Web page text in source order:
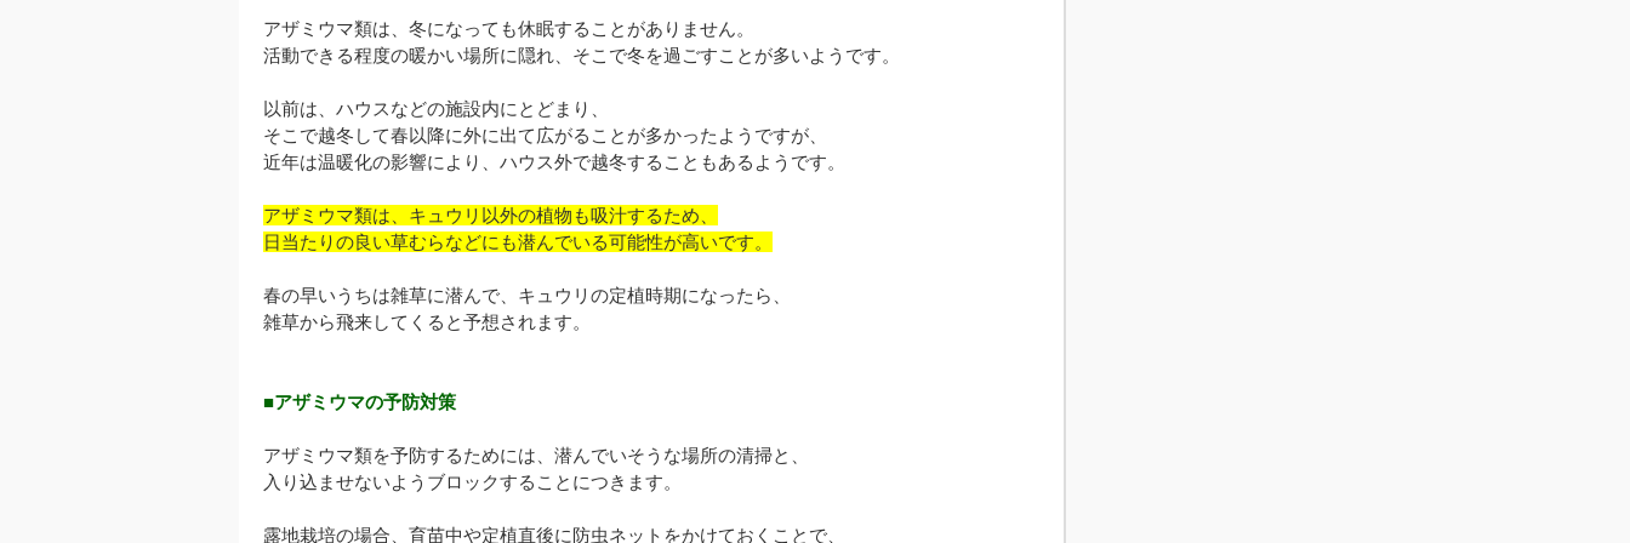
アザミウマ類は、冬になっても休眠することがありません。
活動できる程度の暖かい場所に隠れ、そこで冬を過ごすことが多いようです。
以前は、ハウスなどの施設内にとどまり、
そこで越冬して春以降に外に出て広がることが多かったようですが、
近年は温暖化の影響により、ハウス外で越冬することもあるようです。
アザミウマ類は、キュウリ以外の植物も吸汁するため、
日当たりの良い草むらなどにも潜んでいる可能性が高いです。
春の早いうちは雑草に潜んで、キュウリの定植時期になったら、
雑草から飛来してくると予想されます。
■アザミウマの予防対策
アザミウマ類を予防するためには、潜んでいそうな場所の清掃と、
入り込ませないようブロックすることにつきます。
露地栽培の場合、育苗中や定植直後に防虫ネットをかけておくことで、